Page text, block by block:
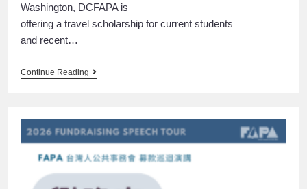
Washington, DCFAPA is
offering a travel scholarship for current students
and recent…
Continue Reading